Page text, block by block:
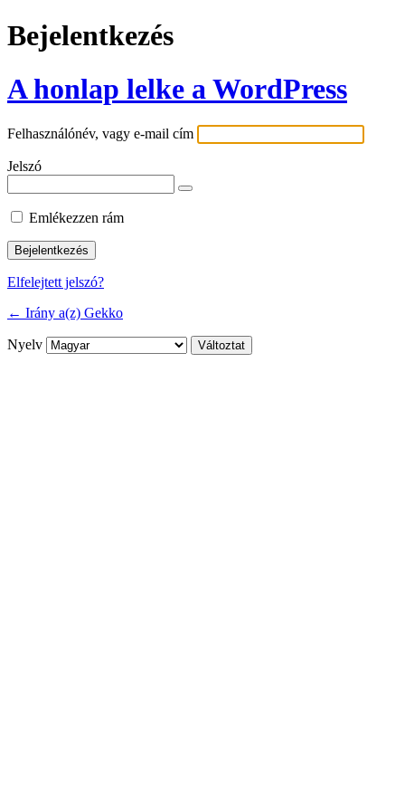
Bejelentkezés
A honlap lelke a WordPress
Felhasználónév, vagy e-mail cím
Jelszó
Emlékezzen rám
Elfelejtett jelszó?
← Irány a(z) Gekko
Nyelv